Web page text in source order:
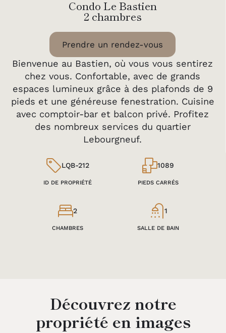
Condo Le Bastien
2 chambres
Prendre un rendez-vous
Bienvenue au Bastien, où vous vous sentirez
chez vous. Confortable, avec de grands
espaces lumineux grâce à des plafonds de 9
pieds et une généreuse fenestration. Cuisine
avec comptoir-bar et balcon privé. Profitez
des nombreux services du quartier
Lebourgneuf.
LQB-212
ID DE PROPRIÉTÉ
1089
PIEDS CARRÉS
2
CHAMBRES
1
SALLE DE BAIN
Découvrez notre
propriété en images